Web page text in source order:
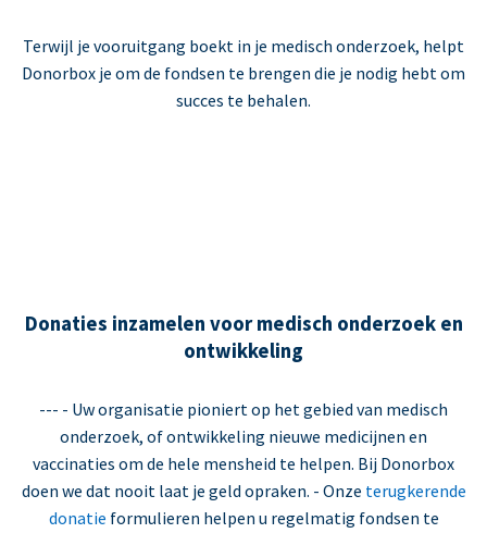
Terwijl je vooruitgang boekt in je medisch onderzoek, helpt
Donorbox je om de fondsen te brengen die je nodig hebt om
succes te behalen.
Donaties inzamelen voor medisch onderzoek en
ontwikkeling
--- - Uw organisatie pioniert op het gebied van medisch
onderzoek, of ontwikkeling nieuwe medicijnen en
vaccinaties om de hele mensheid te helpen. Bij Donorbox
doen we dat nooit laat je geld opraken. - Onze terugkerende
donatie formulieren helpen u regelmatig fondsen te